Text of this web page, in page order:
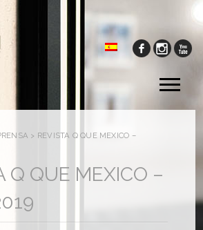
> REVISTA Q QUE MEXICO –
Q QUE MEXICO –